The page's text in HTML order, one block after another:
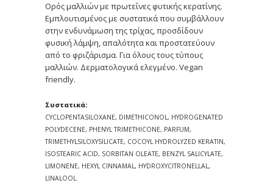
Ορός μαλλιών με πρωτεΐνες φυτικής κερατίνης.
Εμπλουτισμένος με συστατικά που συμβάλλουν
στην ενδυνάμωση της τρίχας, προσδίδουν
φυσική λάμψη, απαλότητα και προστατεύουν
από το φριζάρισμα. Για όλους τους τύπους
μαλλιών. Δερματολογικά ελεγμένο. Vegan
friendly.
Συστατικά:
CYCLOPENTASILOXANE, DIMETHICONOL, HYDROGENATED
POLYDECENE, PHENYL TRIMETHICONE, PARFUM,
TRIMETHYLSILOXYSILICATE, COCOYL HYDROLYZED KERATIN,
ISOSTEARIC ACID, SORBITAN OLEATE, BENZYL SALICYLATE,
LIMONENE, HEXYL CINNAMAL, HYDROXYCITRONELLAL,
LINALOOL.